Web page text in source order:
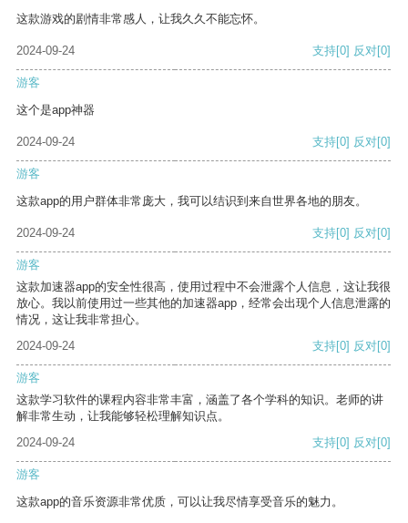
这款游戏的剧情非常感人，让我久久不能忘怀。
2024-09-24 支持[0] 反对[0]
游客
这个是app神器
2024-09-24 支持[0] 反对[0]
游客
这款app的用户群体非常庞大，我可以结识到来自世界各地的朋友。
2024-09-24 支持[0] 反对[0]
游客
这款加速器app的安全性很高，使用过程中不会泄露个人信息，这让我很
放心。我以前使用过一些其他的加速器app，经常会出现个人信息泄露的
情况，这让我非常担心。
2024-09-24
支持[0] 反对[0]
游客
这款学习软件的课程内容非常丰富，涵盖了各个学科的知识。老师的讲
解非常生动，让我能够轻松理解知识点。
2024-09-24
支持[0] 反对[0]
游客
这款app的音乐资源非常优质，可以让我尽情享受音乐的魅力。